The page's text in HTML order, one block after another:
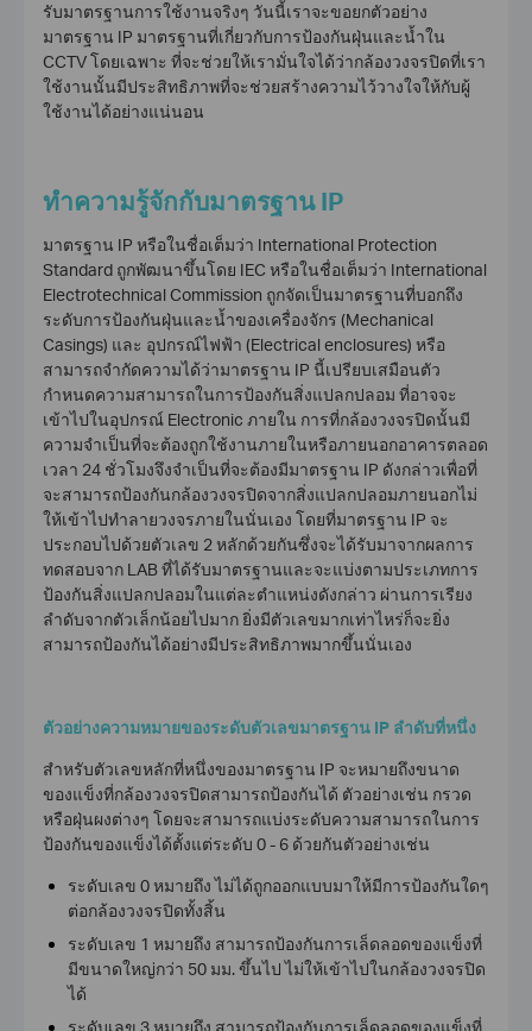
รับมาตรฐานการใช้งานจริงๆ วันนี้เราจะขอยกตัวอย่าง
มาตรฐาน IP มาตรฐานที่เกี่ยวกับการป้องกันฝุ่นและน้ำใน
CCTVโดยเฉพาะ ที่จะช่วยให้เรามั่นใจได้ว่ากล้องวงจรปิดที่เรา
ใช้งานนั้นมีประสิทธิภาพที่จะช่วยสร้างความไว้วางใจให้กับผู้
ใช้งานได้อย่างแน่นอน
ทำความรู้จักกับมาตรฐาน IP
มาตรฐาน IP หรือในชื่อเต็มว่า International Protection
Standard ถูกพัฒนาขึ้นโดย IEC หรือในชื่อเต็มว่า International
Electrotechnical Commission ถูกจัดเป็นมาตรฐานที่บอกถึง
ระดับการป้องกันฝุ่นและน้ำของเครื่องจักร (Mechanical
Casings) และ อุปกรณ์ไฟฟ้า (Electrical enclosures) หรือ
สามารถจำกัดความได้ว่ามาตรฐาน IP นี้เปรียบเสมือนตัว
กำหนดความสามารถในการป้องกันสิ่งแปลกปลอม ที่อาจจะ
เข้าไปในอุปกรณ์ Electronic ภายใน การที่กล้องวงจรปิดนั้นมี
ความจำเป็นที่จะต้องถูกใช้งานภายในหรือภายนอกอาคารตลอด
เวลา 24 ชั่วโมงจึงจำเป็นที่จะต้องมีมาตรฐาน IP ดังกล่าวเพื่อที่
จะสามารถป้องกันกล้องวงจรปิดจากสิ่งแปลกปลอมภายนอกไม่
ให้เข้าไปทำลายวงจรภายในนั่นเอง โดยที่มาตรฐาน IP จะ
ประกอบไปด้วยตัวเลข 2 หลักด้วยกันซึ่งจะได้รับมาจากผลการ
ทดสอบจาก LAB ที่ได้รับมาตรฐานและจะแบ่งตามประเภทการ
ป้องกันสิ่งแปลกปลอมในแต่ละตำแหน่งดังกล่าว ผ่านการเรียง
ลำดับจากตัวเล็กน้อยไปมาก ยิ่งมีตัวเลขมากเท่าไหร่ก็จะยิ่ง
สามารถป้องกันได้อย่างมีประสิทธิภาพมากขึ้นนั่นเอง
ตัวอย่างความหมายของระดับตัวเลขมาตรฐาน IP ลำดับที่หนึ่ง
สำหรับตัวเลขหลักที่หนึ่งของมาตรฐาน IP จะหมายถึงขนาด
ของแข็งที่กล้องวงจรปิดสามารถป้องกันได้ ตัวอย่างเช่น กรวด
หรือฝุ่นผงต่างๆ โดยจะสามารถแบ่งระดับความสามารถในการ
ป้องกันของแข็งได้ตั้งแต่ระดับ 0 - 6 ด้วยกันตัวอย่างเช่น
ระดับเลข 0 หมายถึง ไม่ได้ถูกออกแบบมาให้มีการป้องกันใดๆ
ต่อกล้องวงจรปิดทั้งสิ้น
ระดับเลข 1 หมายถึง สามารถป้องกันการเล็ดลอดของแข็งที่
มีขนาดใหญ่กว่า 50 มม. ขึ้นไป ไม่ให้เข้าไปในกล้องวงจรปิด
ได้
ระดับเลข 3 หมายถึง สามารถป้องกันการเล็ดลอดของแข็งที่